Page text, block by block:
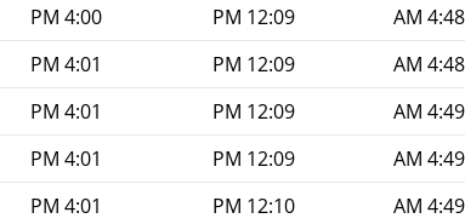
4:48 AM
12:09 PM
4:00 PM
4:48 AM
12:09 PM
4:01 PM
4:49 AM
12:09 PM
4:01 PM
4:49 AM
12:09 PM
4:01 PM
4:49 AM
12:10 PM
4:01 PM